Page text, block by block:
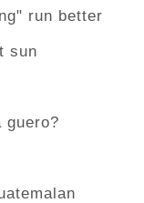
run better
sun
guero?